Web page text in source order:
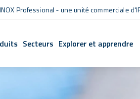
Professional - une unité commerciale
Secteurs Explorer et apprendre